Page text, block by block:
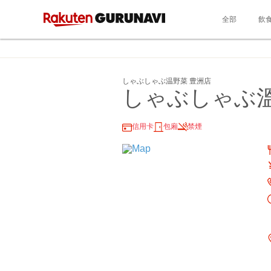
全部 飲
しゃぶしゃぶ温野菜 豊洲店
しゃぶしゃぶ
信用卡 包廂 禁煙